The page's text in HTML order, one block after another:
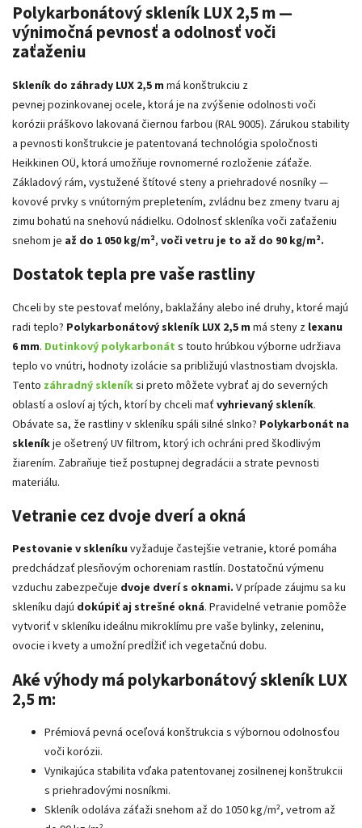
Polykarbonátový skleník LUX 2,5 m —
výnimočná pevnosť a odolnosť voči
zaťaženiu
Skleník do záhrady LUX 2,5 m má konštrukciu z
pevnej pozinkovanej ocele, ktorá je na zvýšenie odolnosti voči
korózii práškovo lakovaná čiernou farbou (RAL 9005). Zárukou stability
a pevnosti konštrukcie je patentovaná technológia spoločnosti
Heikkinen OÜ, ktorá umožňuje rovnomerné rozloženie záťaže.
Základový rám, vystužené štítové steny a priehradové nosníky —
kovové prvky s vnútorným prepletením, zvládnu bez zmeny tvaru aj
zimu bohatú na snehovú nádielku. Odolnosť skleníka voči zaťaženiu
snehom je až do 1 050 kg/m², voči vetru je to až do 90 kg/m².
Dostatok tepla pre vaše rastliny
Chceli by ste pestovať melóny, baklažány alebo iné druhy, ktoré majú
radi teplo? Polykarbonátový skleník LUX 2,5 m má steny z lexanu
6 mm. Dutinkový polykarbonát s touto hrúbkou výborne udržiava
teplo vo vnútri, hodnoty izolácie sa približujú vlastnostiam dvojskla.
Tento záhradný skleníksi preto môžete vybrať aj do severných
oblastí a osloví aj tých, ktorí by chceli mať vyhrievaný skleník.
Obávate sa, že rastliny v skleníku spáli silné slnko? Polykarbonát na
skleníkje ošetrený UV filtrom, ktorý ich ochráni pred škodlivým
žiarením. Zabraňuje tiež postupnej degradácii a strate pevnosti
materiálu.
Vetranie cez dvoje dverí a okná
Pestovanie v skleníku vyžaduje častejšie vetranie, ktoré pomáha
predchádzať plesňovým ochoreniam rastlín. Dostatočnú výmenu
vzduchu zabezpečuje dvoje dverí s oknami. V prípade záujmu sa ku
skleníku dajú dokúpiť aj strešné okná. Pravidelné vetranie pomôže
vytvoriť v skleníku ideálnu mikroklímu pre vaše bylinky, zeleninu,
ovocie i kvety a umožní predĺžiť ich vegetačnú dobu.
Aké výhody má polykarbonátový skleník LUX
2,5 m:
Prémiová pevná oceľová konštrukcia s výbornou odolnosťou
voči korózii.
Vynikajúca stabilita vďaka patentovanej zosilnenej konštrukcii
s priehradovými nosníkmi.
Skleník odoláva záťaži snehom až do 1050 kg/m², vetrom až